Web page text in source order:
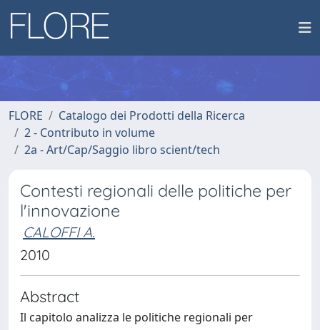
FLORE
Catalogo dei Prodotti della Ricerca
2 - Contributo in volume
2a - Art/Cap/Saggio libro scient/tech
Contesti regionali delle politiche per
l'innovazione
CALOFFI A.
2010
Abstract
Il capitolo analizza le politiche regionali per